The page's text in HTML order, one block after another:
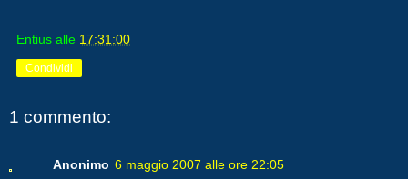
Entius alle 17:31:00
Condividi
1 commento:
Anonimo 6 maggio 2007 alle ore 22:05